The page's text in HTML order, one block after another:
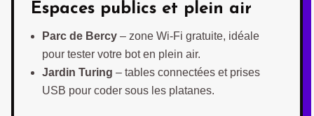
Espaces publics et plein air
Parc de Bercy – zone Wi-Fi gratuite, idéale
pour tester votre bot en plein air.
Jardin Turing – tables connectées et prises
USB pour coder sous les platanes.